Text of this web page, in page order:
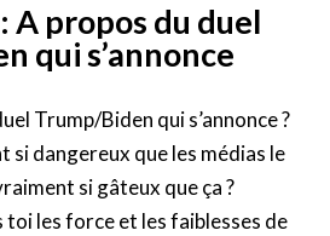
A propos du duel
qui s’annonce
Trump/Biden qui s’annonce ?
si dangereux que les médias le
si gâteux que ça ?
toi les force et les faiblesses de